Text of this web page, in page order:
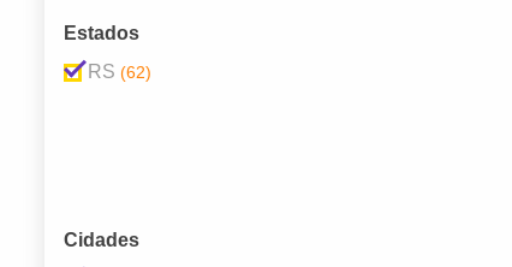
Estados
RS (62)
Cidades